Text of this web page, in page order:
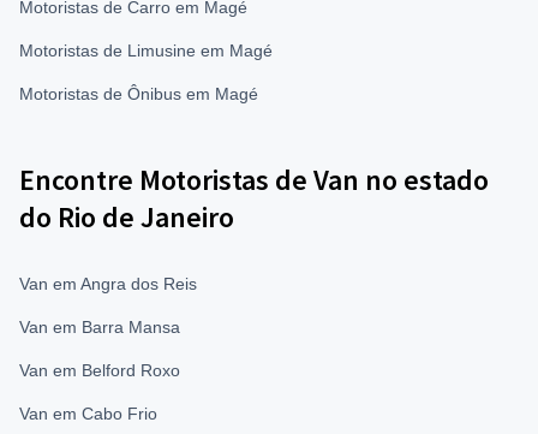
Motoristas de Carro em Magé
Motoristas de Limusine em Magé
Motoristas de Ônibus em Magé
Encontre Motoristas de Van no estado
do Rio de Janeiro
Van em Angra dos Reis
Van em Barra Mansa
Van em Belford Roxo
Van em Cabo Frio